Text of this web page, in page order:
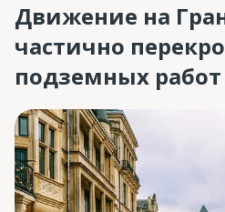
Движение на
частично
подземных работ